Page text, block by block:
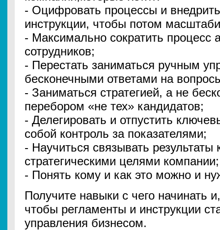
- Оцифровать процессы и
инструкции, чтобы потом
- Максимально сократить процесс
сотрудников;
- Перестать заниматься ручным
бесконечными ответами на
- Заниматься стратегией, а не
перебором «не тех» кандидатов;
- Делегировать и отпустить
собой контроль за показателями;
- Научиться связывать
стратегическими целями компании;
- Понять кому и как это можно и
Получите навыки с чего начинать
чтобы регламенты и инструкции
управления бизнесом.